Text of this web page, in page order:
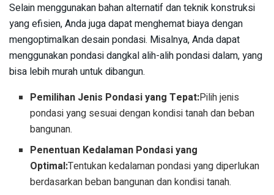
Selain menggunakan bahan alternatif dan teknik konstruksi
yang efisien, Anda juga dapat menghemat biaya dengan
mengoptimalkan desain pondasi. Misalnya, Anda dapat
menggunakan pondasi dangkal alih-alih pondasi dalam, yang
bisa lebih murah untuk dibangun.
Pemilihan Jenis Pondasi yang Tepat:Pilih jenis
pondasi yang sesuai dengan kondisi tanah dan beban
bangunan.
Penentuan Kedalaman Pondasi yang
Optimal:Tentukan kedalaman pondasi yang diperlukan
berdasarkan beban bangunan dan kondisi tanah.